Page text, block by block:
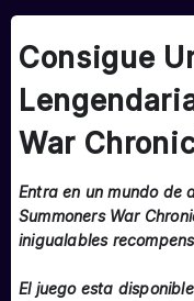
Consigue
War
Entra en un mundo de
Summoners War
inigualables
El juego esta